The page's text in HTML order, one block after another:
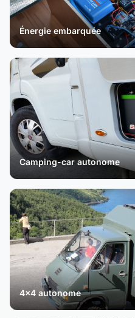
Énergie embarquée
Camping-car autonome
4x4 autonome